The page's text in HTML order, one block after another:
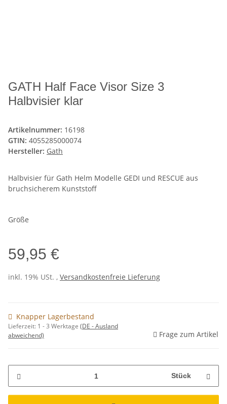
GATH Half Face Visor Size 3
Halbvisier klar
Artikelnummer: 16198
GTIN: 4055285000074
Hersteller: Gath
Halbvisier für Gath Helm Modelle GEDI und RESCUE aus
bruchsicherem Kunststoff
Größe
59,95 €
inkl. 19% USt. , Versandkostenfreie Lieferung
Knapper Lagerbestand
Lieferzeit: 1 - 3 Werktage (DE - Ausland
abweichend)
Frage zum Artikel
Stück